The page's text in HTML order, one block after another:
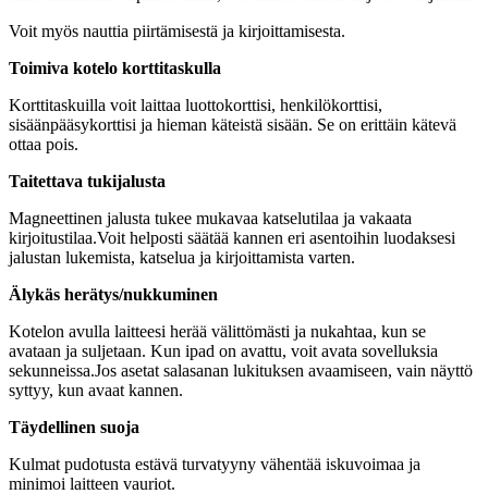
Voit myös nauttia piirtämisestä ja kirjoittamisesta.
Toimiva kotelo korttitaskulla
Korttitaskuilla voit laittaa luottokorttisi, henkilökorttisi,
sisäänpääsykorttisi ja hieman käteistä sisään. Se on erittäin kätevä
ottaa pois.
Taitettava tukijalusta
Magneettinen jalusta tukee mukavaa katselutilaa ja vakaata
kirjoitustilaa.Voit helposti säätää kannen eri asentoihin luodaksesi
jalustan lukemista, katselua ja kirjoittamista varten.
Älykäs herätys/nukkuminen
Kotelon avulla laitteesi herää välittömästi ja nukahtaa, kun se
avataan ja suljetaan. Kun ipad on avattu, voit avata sovelluksia
sekunneissa.Jos asetat salasanan lukituksen avaamiseen, vain näyttö
syttyy, kun avaat kannen.
Täydellinen suoja
Kulmat pudotusta estävä turvatyyny vähentää iskuvoimaa ja
minimoi laitteen vauriot.